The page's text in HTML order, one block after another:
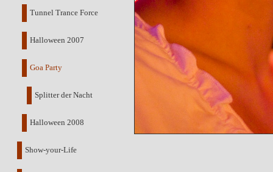
Tunnel Trance Force
Halloween 2007
Goa Party
Splitter der Nacht
Halloween 2008
Show-your-Life